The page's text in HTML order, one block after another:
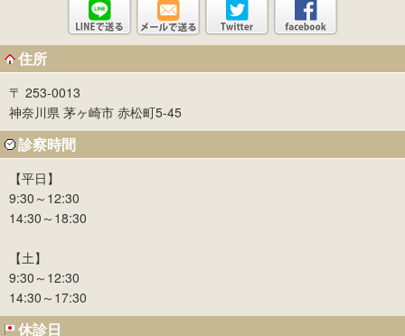
住所
〒 253-0013
神奈川県 茅ヶ崎市 赤松町5-45
診察時間
【平日】
9:30～12:30
14:30～18:30
【土】
9:30～12:30
14:30～17:30
休診日